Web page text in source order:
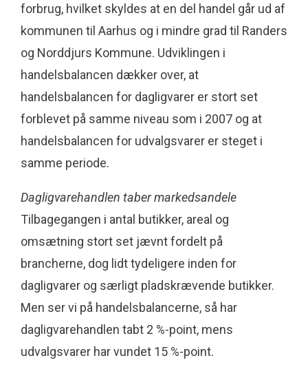
forbrug, hvilket skyldes at en del handel går ud af
kommunen til Aarhus og i mindre grad til Randers
og Norddjurs Kommune. Udviklingen i
handelsbalancen dækker over, at
handelsbalancen for dagligvarer er stort set
forblevet på samme niveau som i 2007 og at
handelsbalancen for udvalgsvarer er steget i
samme periode.
Dagligvarehandlen taber markedsandele
Tilbagegangen i antal butikker, areal og
omsætning stort set jævnt fordelt på
brancherne, dog lidt tydeligere inden for
dagligvarer og særligt pladskrævende butikker.
Men ser vi på handelsbalancerne, så har
dagligvarehandlen tabt 2 %-point, mens
udvalgsvarer har vundet 15 %-point.